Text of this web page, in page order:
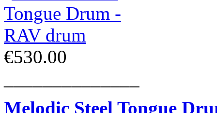
€530.00
Melodic Steel Tongue